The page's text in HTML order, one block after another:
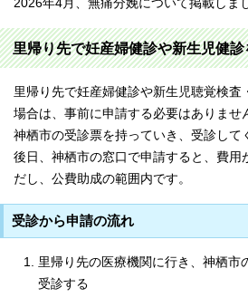
2026年4月、無痛分娩について掲載しま
里帰り先で妊産婦健診や新生児健
里帰り先で妊産婦健診や新生児聴覚検査
場合は、事前に申請する必要はありませ
神栖市の受診票を持っていき、受診して
後日、神栖市の窓口で申請すると、費用
だし、公費助成の範囲内です。
受診から申請の流れ
里帰り先の医療機関に行き、神栖市
受診する